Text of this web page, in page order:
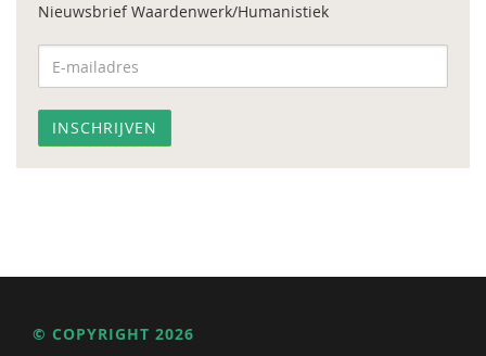
Nieuwsbrief Waardenwerk/Humanistiek
© COPYRIGHT 2026